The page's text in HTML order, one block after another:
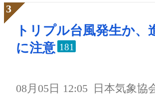
トリプル台風発生か、
に注意 181
08月05日 12:05 日本気象協